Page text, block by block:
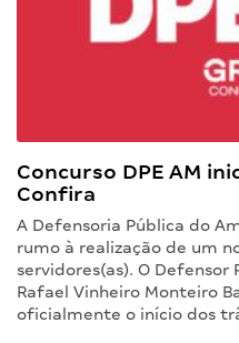
Concurso DPE AM
Confira
A Defensoria Pública do
rumo à realização de um
servidores(as). O
Rafael Vinheiro Monteiro
oficialmente o início dos